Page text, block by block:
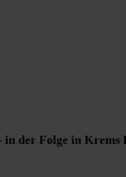
in der Folge in